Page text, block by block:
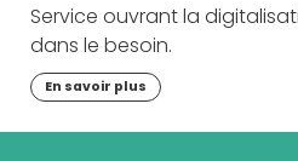
Service ouvrant la
dans le besoin.
En savoir plus